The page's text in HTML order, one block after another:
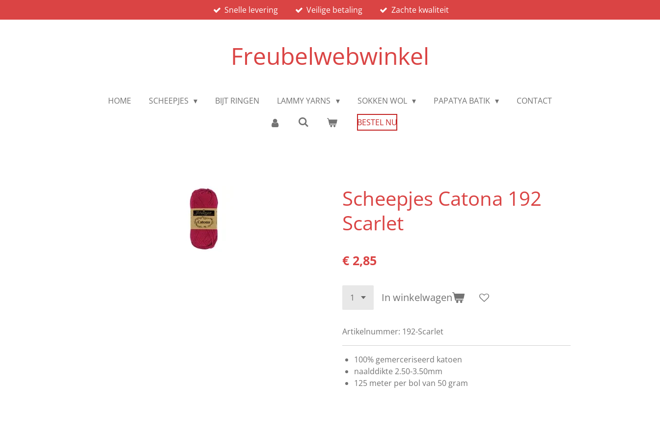
direct
Snelle levering Veilige betaling Zachte kwaliteit
Freubelwebwinkel
HOME SCHEEPJES BIJT RINGEN LAMMY YARNS SOKKEN WOL PAPATYA BATIK
CONTACT
BESTEL NU
Scheepjes Catona 192
Scarlet
€ 2,85
In winkelwagen
Artikelnummer: 192-Scarlet
100% gemerceriseerd katoen
naalddikte 2.50-3.50mm
125 meter per bol van 50 gram